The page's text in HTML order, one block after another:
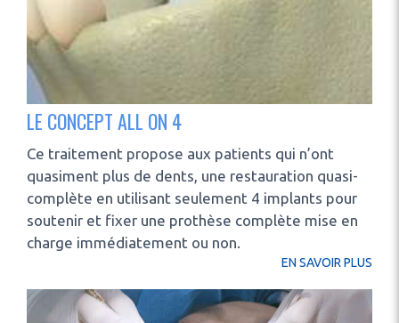
LE CONCEPT ALL ON 4
Ce traitement propose aux patients qui n’ont
quasiment plus de dents, une restauration quasi-
complète en utilisant seulement 4 implants pour
soutenir et fixer une prothèse complète mise en
charge immédiatement ou non.
EN SAVOIR PLUS